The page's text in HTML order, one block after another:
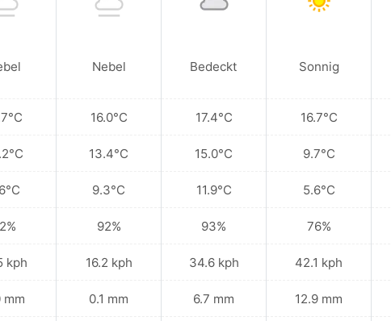
kph
mm
Nebel
16.0°C
13.4°C
9.3°C
92%
16.2 kph
0.1 mm
Bedeckt
17.4°C
15.0°C
11.9°C
93%
34.6 kph
6.7 mm
Sonnig
16.7°C
9.7°C
5.6°C
76%
42.1 kph
12.9 mm